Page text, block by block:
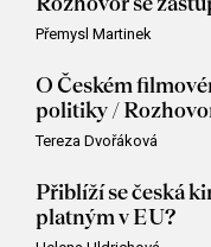
Přemysl Martinek
O Českém
politiky /
Tereza Dvořáková
Přiblíží se česká
platným v EU?